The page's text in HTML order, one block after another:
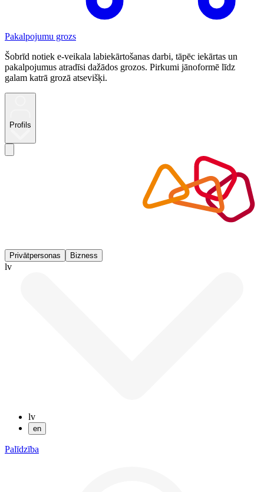
Pakalpojumu grozs
Šobrīd notiek e-veikala labiekārtošanas darbi, tāpēc iekārtas un
pakalpojumus atradīsi dažādos grozos. Pirkumi jānoformē līdz
galam katrā grozā atsevišķi.
Profils
Privātpersonas Bizness
lv
lv
en
Palīdzība